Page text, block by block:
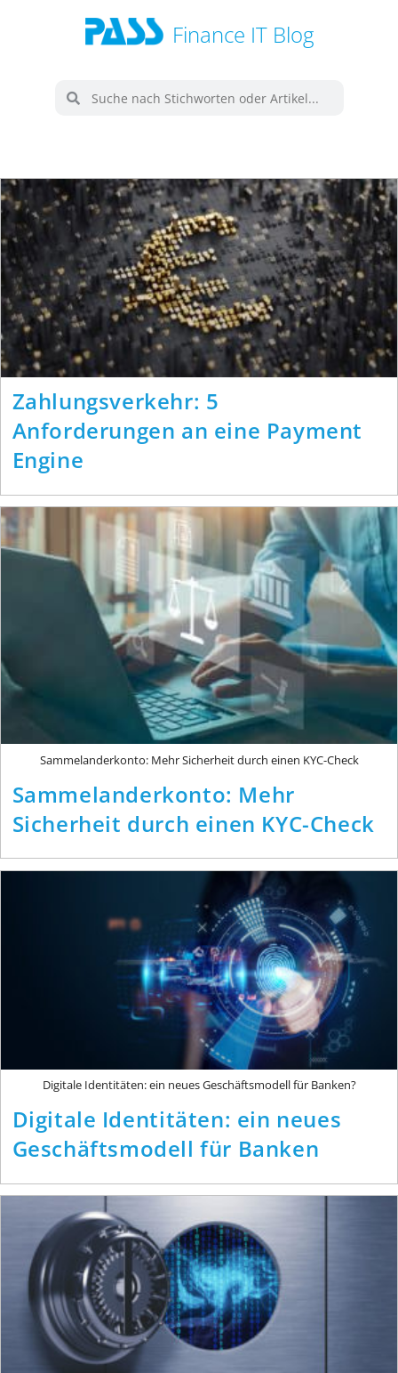
Finance IT Blog
Zahlungsverkehr: 5
Anforderungen an eine Payment
Engine
Sammelanderkonto: Mehr Sicherheit durch einen KYC-Check
Sammelanderkonto: Mehr
Sicherheit durch einen KYC-Check
Digitale Identitäten: ein neues Geschäftsmodell für Banken?
Digitale Identitäten: ein neues
Geschäftsmodell für Banken